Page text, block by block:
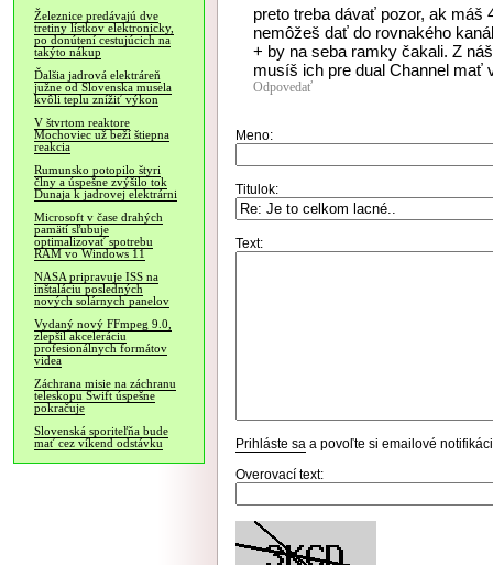
Železnice predávajú dve
tretiny lístkov elektronicky,
po donútení cestujúcich na
takýto nákup
Ďalšia jadrová elektráreň
južne od Slovenska musela
kvôli teplu znížiť výkon
V štvrtom reaktore
Mochoviec už beží štiepna
reakcia
Rumunsko potopilo štyri
člny a úspešne zvýšilo tok
Dunaja k jadrovej elektrárni
Microsoft v čase drahých
pamätí sľubuje
optimalizovať spotrebu
RAM vo Windows 11
NASA pripravuje ISS na
inštaláciu posledných
nových solárnych panelov
Vydaný nový FFmpeg 9.0,
zlepšil akceleráciu
profesionálnych formátov
videa
Záchrana misie na záchranu
teleskopu Swift úspešne
pokračuje
Slovenská sporiteľňa bude
mať cez víkend odstávku
preto treba dávať pozor, ak máš
nemôžeš dať do rovnakého
+ by na seba ramky čakali. Z
musíš ich pre dual Channel mať
Odpovedať
Meno:
Titulok:
Text:
Prihláste sa a povoľte si emailové
Overovací text: